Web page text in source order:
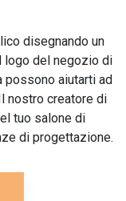
disegnando un
logo del negozio di
aiutarti ad
nostro creatore di
tuo salone di
di progettazione.